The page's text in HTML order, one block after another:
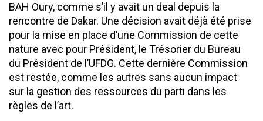
BAH Oury, comme s’il y avait un deal depuis la
rencontre de Dakar. Une décision avait déjà été prise
pour la mise en place d’une Commission de cette
nature avec pour Président, le Trésorier du Bureau
du Président de l’UFDG. Cette dernière Commission
est restée, comme les autres sans aucun impact
sur la gestion des ressources du parti dans les
règles de l’art.